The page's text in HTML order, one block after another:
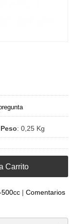
Peso: 0,25 Kg
Carrito
| Comentarios